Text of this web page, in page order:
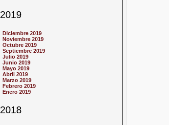
2019
Diciembre 2019
Noviembre 2019
Octubre 2019
Septiembre 2019
Julio 2019
Junio 2019
Mayo 2019
Abril 2019
Marzo 2019
Febrero 2019
Enero 2019
2018